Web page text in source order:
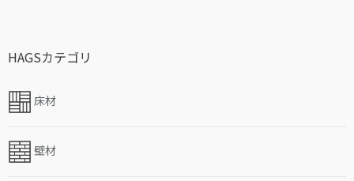
HAGSカテゴリ
床材
壁材